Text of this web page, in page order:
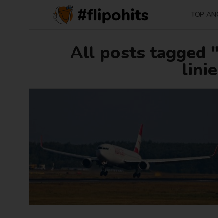
TOP
All posts tagged